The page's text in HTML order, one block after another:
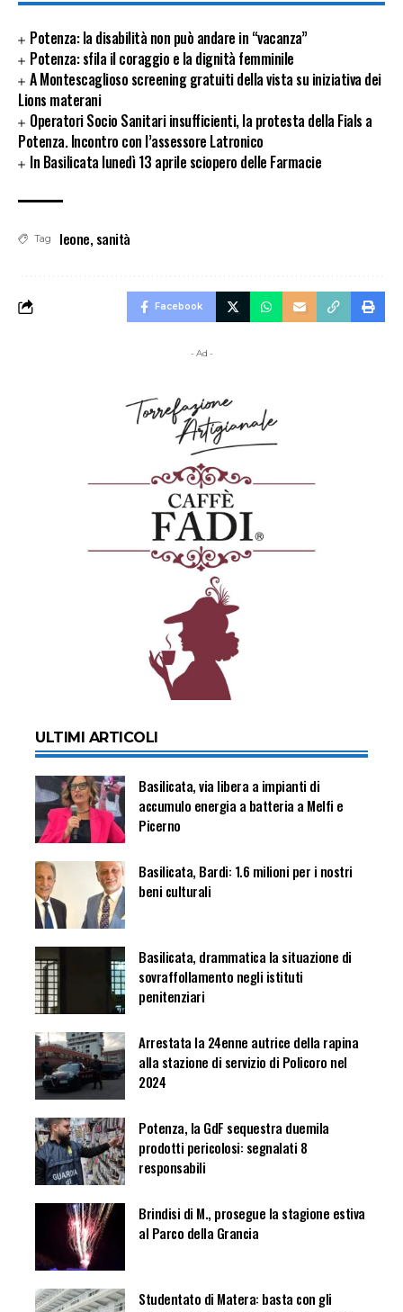
Potenza: la disabilità non può andare in “vacanza”
Potenza: sfila il coraggio e la dignità femminile
A Montescaglioso screening gratuiti della vista su iniziativa dei
Lions materani
Operatori Socio Sanitari insufficienti, la protesta della Fials a
Potenza. Incontro con l’assessore Latronico
In Basilicata lunedì 13 aprile sciopero delle Farmacie
Tag leone, sanità
Facebook
- Ad -
ULTIMI ARTICOLI
Basilicata, via libera a impianti di
accumulo energia a batteria a Melfi e
Picerno
Basilicata, Bardi: 1.6 milioni per i nostri
beni culturali
Basilicata, drammatica la situazione di
sovraffollamento negli istituti
penitenziari
Arrestata la 24enne autrice della rapina
alla stazione di servizio di Policoro nel
2024
Potenza, la GdF sequestra duemila
prodotti pericolosi: segnalati 8
responsabili
Brindisi di M., prosegue la stagione estiva
al Parco della Grancia
Studentato di Matera: basta con gli